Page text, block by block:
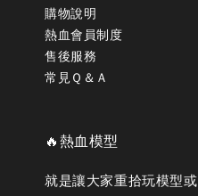
購物說明
熱血會員制度
售後服務
常見Ｑ＆Ａ
🔥熱血模型
就是讓大家重拾玩模型